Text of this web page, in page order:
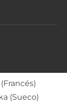
(Francés)
(Sueco)